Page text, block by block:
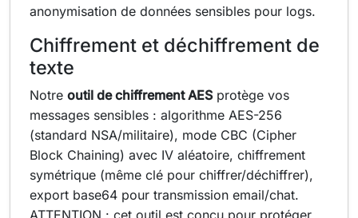
anonymisation de données sensibles pour logs.
Chiffrement et déchiffrement de
texte
Notre outil de chiffrement AESprotège vos
messages sensibles : algorithme AES-256
(standard NSA/militaire), mode CBC (Cipher
Block Chaining) avec IV aléatoire, chiffrement
symétrique (même clé pour chiffrer/déchiffrer),
export base64 pour transmission email/chat.
ATTENTION : cet outil est conçu pour protéger